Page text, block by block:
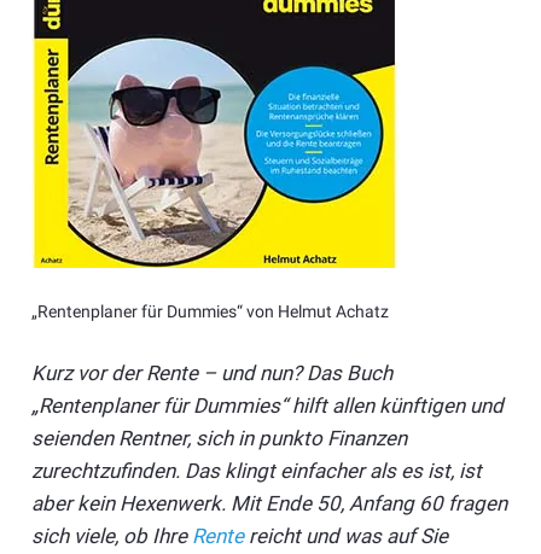
„Rentenplaner für Dummies“ von Helmut Achatz
Kurz vor der Rente – und nun? Das Buch
„Rentenplaner für Dummies“ hilft allen künftigen und
seienden Rentner, sich in punkto Finanzen
zurechtzufinden. Das klingt einfacher als es ist, ist
aber kein Hexenwerk. Mit Ende 50, Anfang 60 fragen
sich viele, ob Ihre Rentereicht und was auf Sie